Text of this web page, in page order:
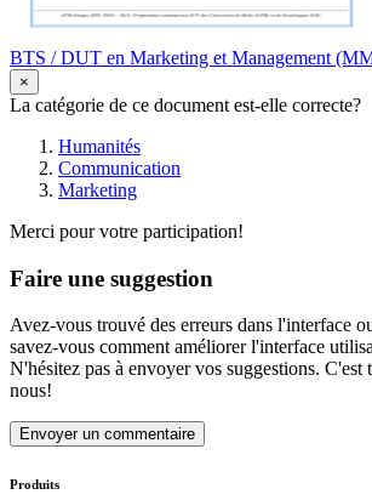
BTS / DUT en Marketing et Management
×
La catégorie de ce document est-elle correcte?
Humanités
Communication
Marketing
Merci pour votre participation!
Faire une suggestion
Avez-vous trouvé des erreurs dans l'interface
savez-vous comment améliorer l'interface
N'hésitez pas à envoyer vos suggestions. C'est
nous!
Envoyer un commentaire
Produits